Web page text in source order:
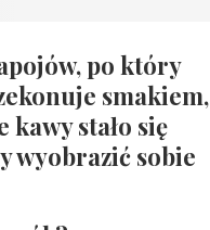
po który
smakiem,
kawy stało się
wyobrazić sobie